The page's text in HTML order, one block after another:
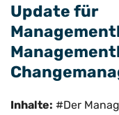
Update für
Inhalte: #Der